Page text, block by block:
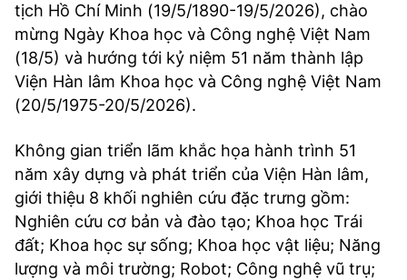
tịch Hồ Chí Minh (19/5/1890-19/5/2026), chào
mừng Ngày Khoa học và Công nghệ Việt Nam
(18/5) và hướng tới kỷ niệm 51 năm thành lập
Viện Hàn lâm Khoa học và Công nghệ Việt Nam
(20/5/1975-20/5/2026).
Không gian triển lãm khắc họa hành trình 51
năm xây dựng và phát triển của Viện Hàn lâm,
giới thiệu 8 khối nghiên cứu đặc trưng gồm:
Nghiên cứu cơ bản và đào tạo; Khoa học Trái
đất; Khoa học sự sống; Khoa học vật liệu; Năng
lượng và môi trường; Robot; Công nghệ vũ trụ;